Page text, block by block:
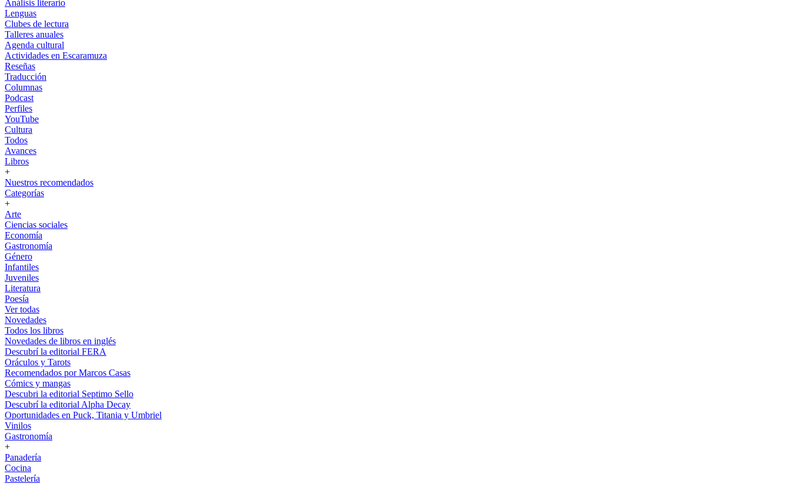
Análisis literario
Lenguas
Clubes de lectura
Talleres anuales
Agenda cultural
Actividades en Escaramuza
Reseñas
Traducción
Columnas
Podcast
Perfiles
YouTube
Cultura
Todos
Avances
Libros
+
Nuestros recomendados
Categorías
+
Arte
Ciencias sociales
Economía
Gastronomía
Género
Infantiles
Juveniles
Literatura
Poesía
Ver todas
Novedades
Todos los libros
Novedades de libros en inglés
Descubrí la editorial FERA
Oráculos y Tarots
Recomendados por Marcos Casas
Cómics y mangas
Descubri la editorial Septimo Sello
Descubrí la editorial Alpha Decay
Oportunidades en Puck, Titania y Umbriel
Vinilos
Gastronomía
+
Panadería
Cocina
Pastelería